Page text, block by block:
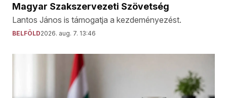
Magyar Szakszervezeti Szövetség
Lantos János is támogatja a kezdeményezést.
BELFÖLD2026. aug. 7. 13:46